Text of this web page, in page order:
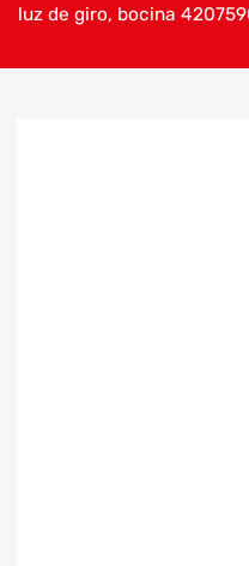
luz de giro, bocina